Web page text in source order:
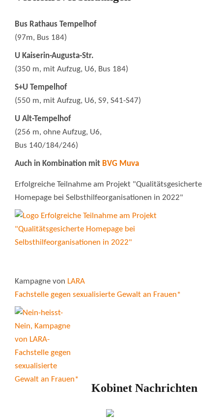
Bus Rathaus Tempelhof
(97m, Bus 184)
U Kaiserin-Augusta-Str.
(350 m, mit Aufzug, U6, Bus 184)
S+U Tempelhof
(550 m, mit Aufzug, U6, S9, S41-S47)
U Alt-Tempelhof
(256 m, ohne Aufzug, U6,
Bus 140/184/246)
Auch in Kombination mit BVG Muva
Erfolgreiche Teilnahme am Projekt "Qualitätsgesicherte
Homepage bei Selbsthilfeorganisationen in 2022"
Kampagne von LARA
Fachstelle gegen sexualisierte Gewalt an Frauen*
Kobinet Nachrichten